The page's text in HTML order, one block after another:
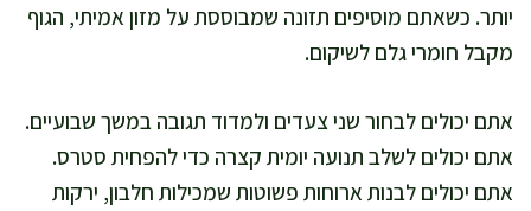
יותר. כשאתם מוסיפים תזונה שמבוססת על מזון אמיתי, הגוף
מקבל חומרי גלם לשיקום.
אתם יכולים לבחור שני צעדים ולמדוד תגובה במשך שבועיים.
אתם יכולים לשלב תנועה יומית קצרה כדי להפחית סטרס.
אתם יכולים לבנות ארוחות פשוטות שמכילות חלבון, ירקות